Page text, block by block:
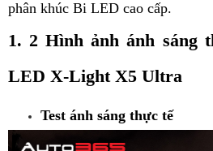
phân khúc Bi LED cao cấp.
1. 2 Hình ảnh ánh sáng
LED X-Light X5 Ultra
Test ánh sáng thực tế